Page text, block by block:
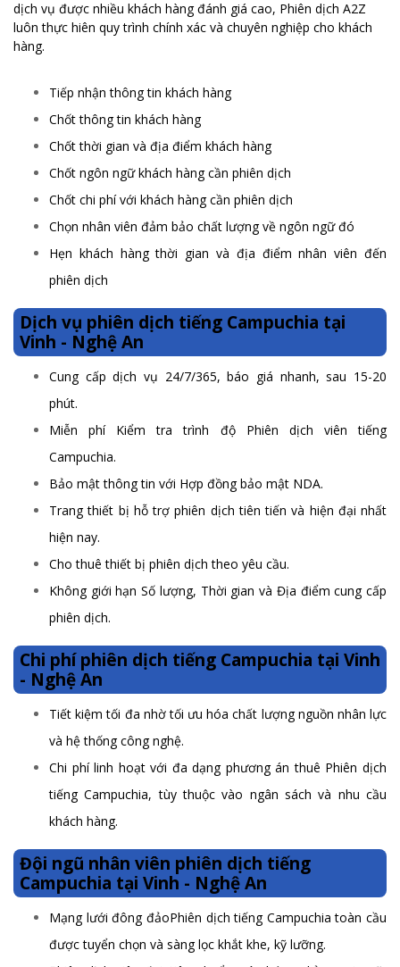
dịch vụ được nhiều khách hàng đánh giá cao, Phiên dịch A2Z
luôn thực hiên quy trình chính xác và chuyên nghiệp cho khách
hàng.
Tiếp nhận thông tin khách hàng
Chốt thông tin khách hàng
Chốt thời gian và địa điểm khách hàng
Chốt ngôn ngữ khách hàng cần phiên dịch
Chốt chi phí với khách hàng cần phiên dịch
Chọn nhân viên đảm bảo chất lượng về ngôn ngữ đó
Hẹn khách hàng thời gian và địa điểm nhân viên đến
phiên dịch
Dịch vụ phiên dịch tiếng Campuchia tại
Vinh - Nghệ An
Cung cấp dịch vụ 24/7/365, báo giá nhanh, sau 15-20
phút.
Miễn phí Kiểm tra trình độ Phiên dịch viên tiếng
Campuchia.
Bảo mật thông tin với Hợp đồng bảo mật NDA.
Trang thiết bị hỗ trợ phiên dịch tiên tiến và hiện đại nhất
hiện nay.
Cho thuê thiết bị phiên dịch theo yêu cầu.
Không giới hạn Số lượng, Thời gian và Địa điểm cung cấp
phiên dịch.
Chi phí phiên dịch tiếng Campuchia tại Vinh
- Nghệ An
Tiết kiệm tối đa nhờ tối ưu hóa chất lượng nguồn nhân lực
và hệ thống công nghệ.
Chi phí linh hoạt với đa dạng phương án thuê Phiên dịch
tiếng Campuchia, tùy thuộc vào ngân sách và nhu cầu
khách hàng.
Đội ngũ nhân viên phiên dịch tiếng
Campuchia tại Vinh - Nghệ An
Mạng lưới đông đảoPhiên dịch tiếng Campuchia toàn cầu
được tuyển chọn và sàng lọc khắt khe, kỹ lưỡng.